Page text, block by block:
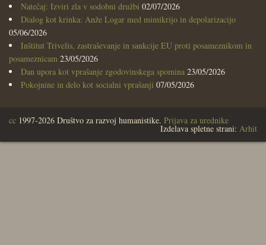
Natečaj: Izviri zla v sodobni družbi 02/07/2026
Dialog kot krinka: Anže Logar med mimikrijo in depolarizacijo
05/06/2026
Inštitut Trivelis, zastraševanje in sankcije EU proti posameznikom in
posameznicam 23/05/2026
Dan upora kot vprašanje zgodovinskega spomina 23/05/2026
Pokojnine in delo kot socialni vprašanji 07/05/2026
cc 1997-2026 Društvo za razvoj humanistike. Prijava za urednike
Izdelava spletne strani: Arhit